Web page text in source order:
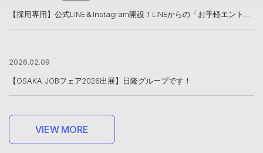
【OSAKA JOBフェア2026出展】日隆グループです！
2026.02.09
VIEW MORE